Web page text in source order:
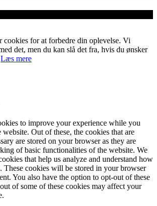
cookies for at forbedre din oplevelse. Vi
det, men du kan slå det fra, hvis du ønsker
Læs mere
to improve your experience while you
Out of these, the cookies that are
are stored on your browser as they are
of basic functionalities of the website. We
that help us analyze and understand how
These cookies will be stored in your browser
You also have the option to opt-out of these
of some of these cookies may affect your